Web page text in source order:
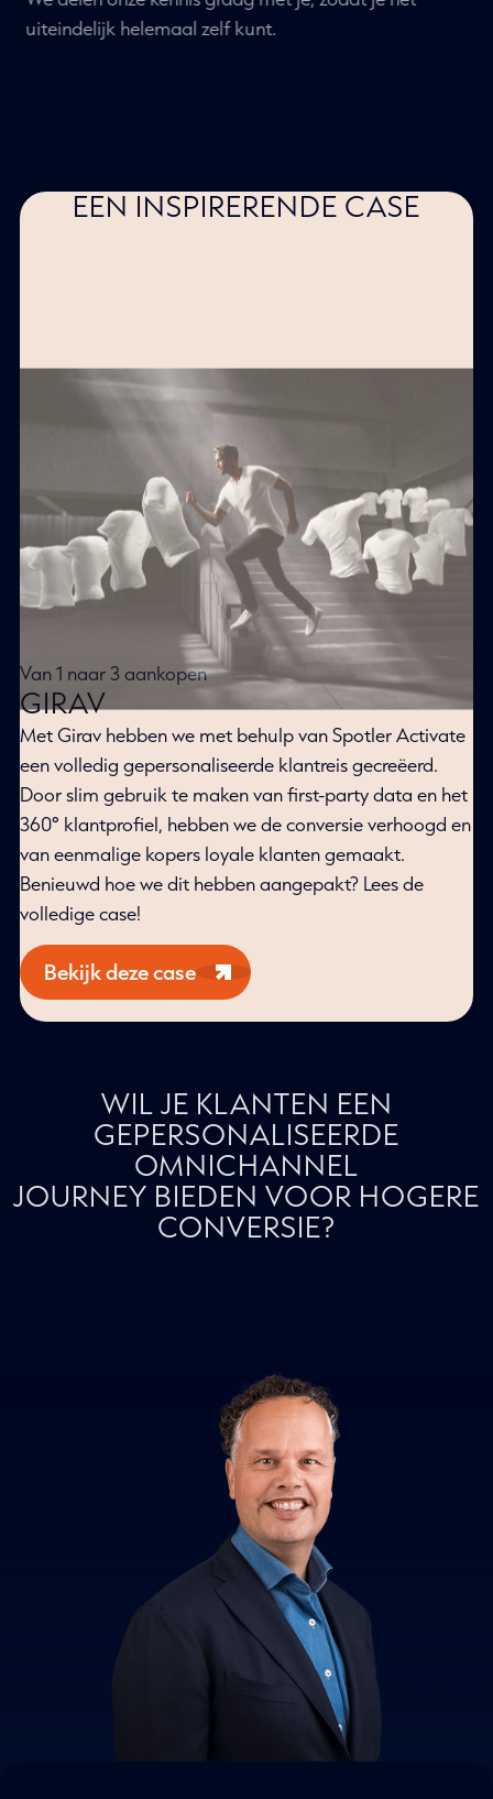
EEN INSPIRERENDE CASE
Van 1 naar 3 aankopen
GIRAV
Met Girav hebben we met behulp van Spotler
Activate een volledig gepersonaliseerde klantreis
conversie verhoogd en van eenmalige kopers loyale
klanten gemaakt. Benieuwd hoe we dit hebben
aangepakt? Lees de volledige case!
Bekijk deze case
WIL JE KLANTEN EEN
GEPERSONALISEERDE
OMNICHANNEL
JOURNEY BIEDEN VOOR HOGERE
CONVERSIE?